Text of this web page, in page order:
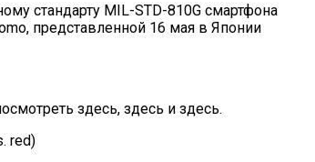
стандарту MIL-STD-810G смартфона
представленной 16 мая в Японии
здесь, здесь и здесь.